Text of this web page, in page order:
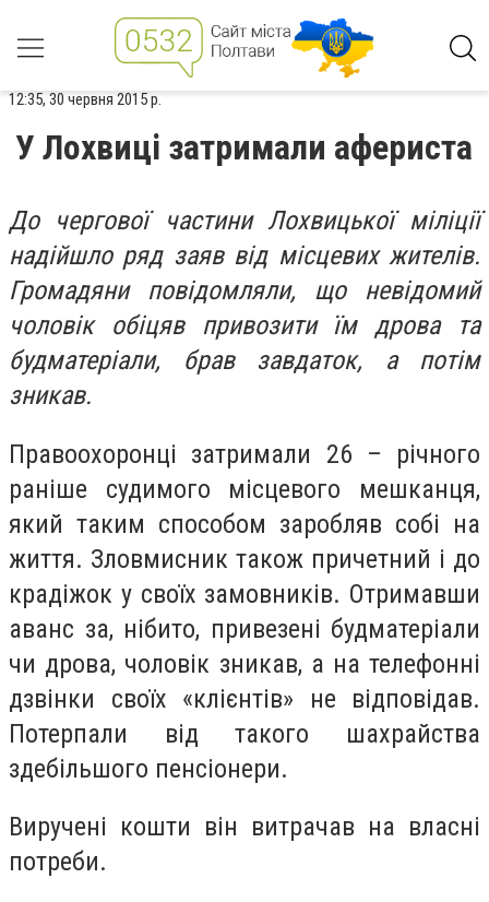
12:35, 30 червня 2015 р.
У Лохвиці затримали афериста
До чергової частини Лохвицької міліції
надійшло ряд заяв від місцевих жителів.
Громадяни повідомляли, що невідомий
чоловік обіцяв привозити їм дрова та
будматеріали, брав завдаток, а потім
зникав.
Правоохоронці затримали 26 – річного
раніше судимого місцевого мешканця,
який таким способом заробляв собі на
життя. Зловмисник також причетний і до
крадіжок у своїх замовників. Отримавши
аванс за, нібито, привезені будматеріали
чи дрова, чоловік зникав, а на телефонні
дзвінки своїх «клієнтів» не відповідав.
Потерпали від такого шахрайства
здебільшого пенсіонери.
Виручені кошти він витрачав на власні
потреби.